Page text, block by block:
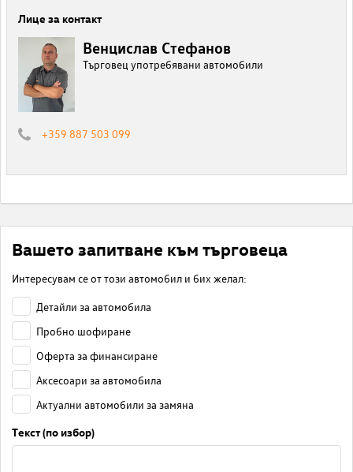
Лице за контакт
Венцислав Стефанов
Търговец употребявани автомобили
+359 887 503 099
Вашето запитване към търговеца
Интересувам се от този автомобил и бих желал:
Детайли за автомобила
Пробно шофиране
Оферта за финансиране
Аксесоари за автомобила
Актуални автомобили за замяна
Текст (по избор)